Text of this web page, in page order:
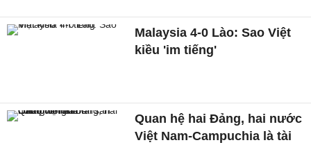
Malaysia 4-0 Lào: Sao Việt
kiều 'im tiếng'
Quan hệ hai Đảng, hai nước
Việt Nam-Campuchia là tài